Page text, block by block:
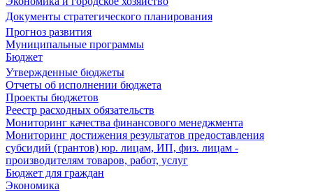
Документы стратегического планирования
Прогноз развития
Муниципальные программы
Бюджет
Утвержденные бюджеты
Отчеты об исполнении бюджета
Проекты бюджетов
Реестр расходных обязательств
Мониторинг качества финансового менеджмента
Мониторинг достижения результатов предоставления
субсидий (грантов) юр. лицам, ИП, физ. лицам -
производителям товаров, работ, услуг
Бюджет для граждан
Экономика